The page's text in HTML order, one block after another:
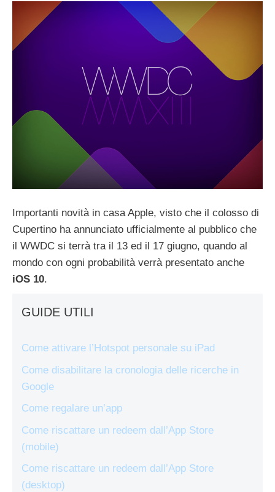
Importanti novità in casa Apple, visto che il colosso di
Cupertino ha annunciato ufficialmente al pubblico che
il WWDC si terrà tra il 13 ed il 17 giugno, quando al
mondo con ogni probabilità verrà presentato anche
iOS 10.
GUIDE UTILI
Come attivare l’Hotspot personale su iPad
Come disabilitare la cronologia delle ricerche in
Google
Come regalare un’app
Come riscattare un redeem dall’App Store
(mobile)
Come riscattare un redeem dall’App Store
(desktop)